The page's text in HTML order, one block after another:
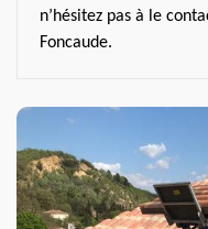
n’hésitez pas à le
Foncaude.